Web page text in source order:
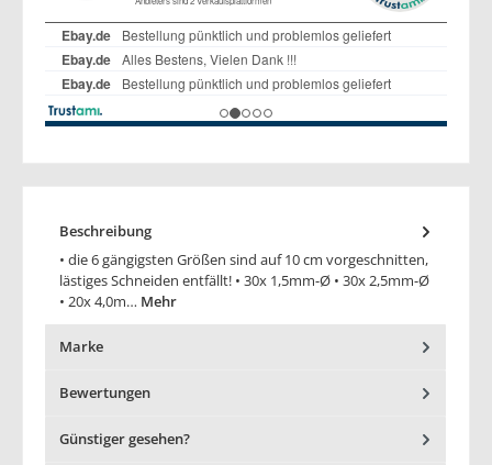
Beschreibung
• die 6 gängigsten Größen sind auf 10 cm vorgeschnitten,
lästiges Schneiden entfällt! • 30x 1,5mm-Ø • 30x 2,5mm-Ø
• 20x 4,0m… Mehr
Marke
Bewertungen
Günstiger gesehen?